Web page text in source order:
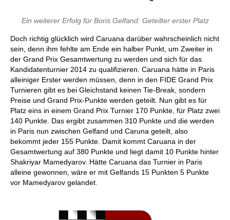
Ein weiterer Erfolg für Boris Gelfand: Geteilter erster Platz
Doch richtig glücklich wird Caruana darüber wahrscheinlich nicht
sein, denn ihm fehlte am Ende ein halber Punkt, um Zweiter in
der Grand Prix Gesamtwertung zu werden und sich für das
Kandidatenturnier 2014 zu qualifizieren. Caruana hätte in Paris
alleiniger Erster werden müssen, denn in den FIDE Grand Prix
Turnieren gibt es bei Gleichstand keinen Tie-Break, sondern
Preise und Grand Prix-Punkte werden geteilt. Nun gibt es für
Platz eins in einem Grand Prix Turnier 170 Punkte, für Platz zwei
140 Punkte. Das ergibt zusammen 310 Punkte und die werden
in Paris nun zwischen Gelfand und Caruna geteilt, also
bekommt jeder 155 Punkte. Damit kommt Caruana in der
Gesamtwertung auf 380 Punkte und liegt damit 10 Punkte hinter
Shakriyar Mamedyarov. Hätte Caruana das Turnier in Paris
alleine gewonnen, wäre er mit Gelfands 15 Punkten 5 Punkte
vor Mamedyarov gelandet.